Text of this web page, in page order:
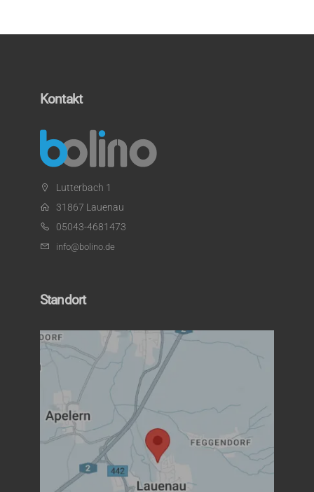
Kontakt
Lutterbach 1
31867 Lauenau
05043-4681473
info@bolino.de
Standort